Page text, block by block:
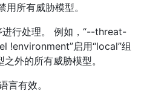
用所有威胁模型。
行处理。 例如，“--threat-
启用“local”组
外的所有威胁模型。
言有效。